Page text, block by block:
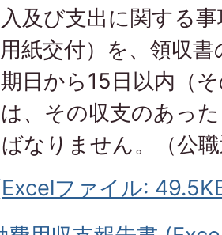
及び支出に関する
用紙交付）を、領収
日から15日以内（
、その収支のあっ
なりません。（公
ファイル: